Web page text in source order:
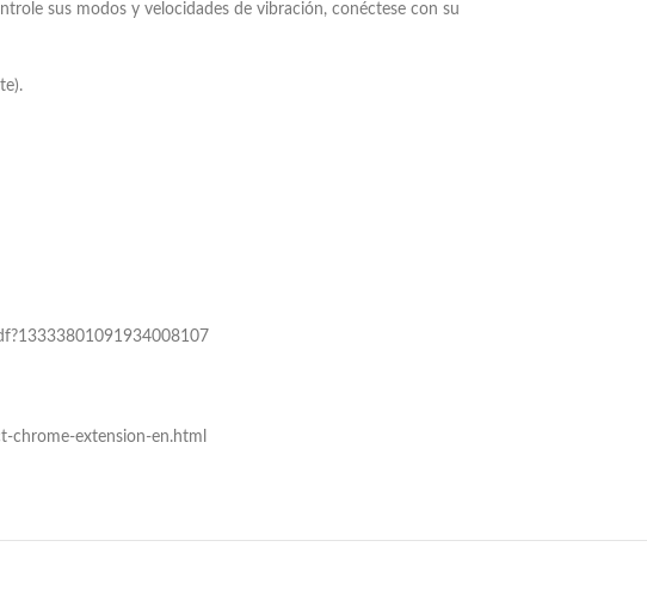
sus modos y velocidades de vibración, conéctese con su
chrome-extension-en.html